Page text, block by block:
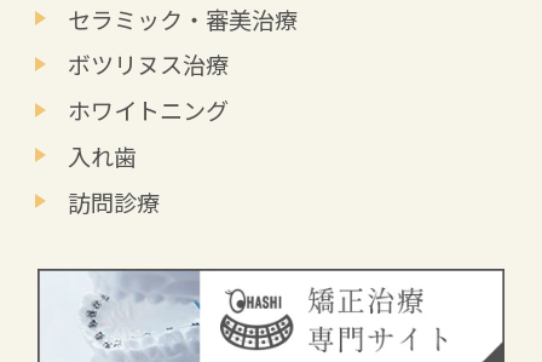
セラミック・審美治療
ボツリヌス治療
ホワイトニング
入れ歯
訪問診療